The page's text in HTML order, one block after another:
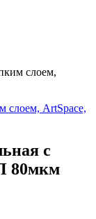
слоем,
с
80мкм